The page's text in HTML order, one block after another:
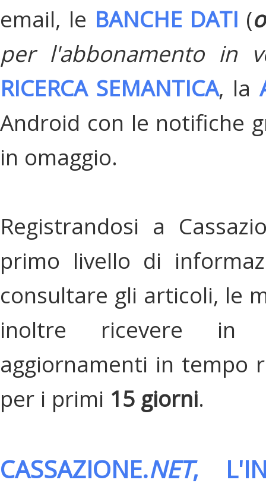
email, le BANCHE DATI (
per l'abbonamento in
RICERCA SEMANTICA, la
Android con le notifiche
in omaggio.
Registrandosi a
primo livello di
consultare gli articoli, le
inoltre ricevere in
aggiornamenti in tempo
per i primi 15 giorni.
CASSAZIONE.NET,